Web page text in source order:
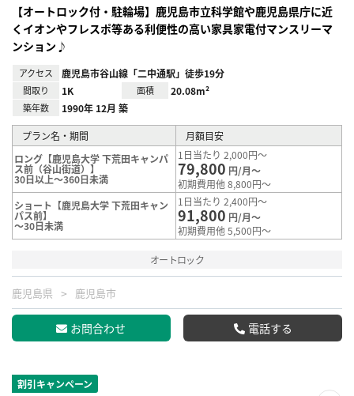
【オートロック付・駐輪場】鹿児島市立科学館や鹿児島県庁に近
くイオンやフレスポ等ある利便性の高い家具家電付マンスリーマ
ンション♪
アクセス 鹿児島市谷山線「二中通駅」徒歩19分
間取り 1K 面積 20.08m²
築年数 1990年 12月 築
プラン名・期間
月額目安
ロング【鹿児島大学 下荒田キャンパ
ス前（谷山街道）】
30日以上～360日未満
1日当たり 2,000円～
79,800 円/月～
初期費用他 8,800円～
ショート【鹿児島大学 下荒田キャン
パス前】
～30日未満
1日当たり 2,400円～
91,800 円/月～
初期費用他 5,500円～
オートロック
鹿児島県 鹿児島市
お問合わせ 電話する
割引キャンペーン